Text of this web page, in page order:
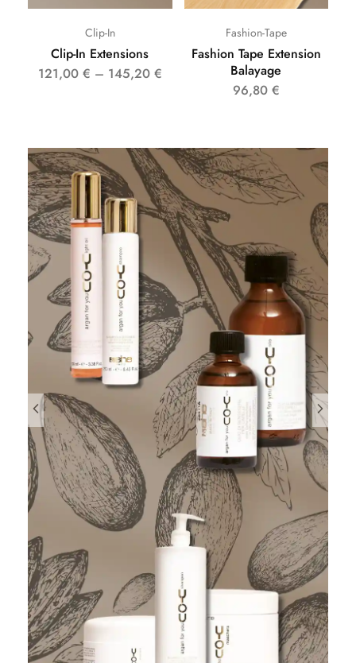
Clip-In
Clip-In Extensions
121,00 € – 145,20 €
Fashion-Tape
Fashion Tape Extension
Balayage
96,80 €